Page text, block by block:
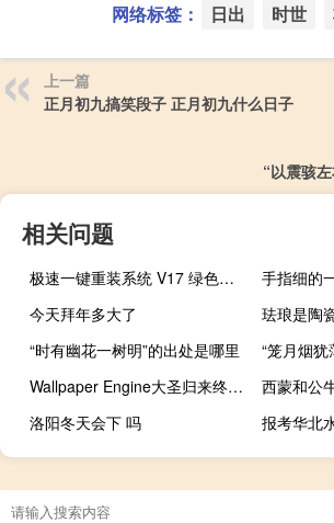
网络标签： 日出 时世
上一篇
正月初九搞笑段子 正月初九什么日子
“以震骇
相关问题
极速一键重装系统 V17 绿色版（极速一键重装系统 V17 绿色版功能简介）
手指细的
今天拜年多大了
珐琅是陶
“时有幽花一树明”的出处是哪里
“笼月烟犹
Wallpaper Engine大圣归来终极版 免费版（Wallpaper Engine大圣归来终极版 免费版功能简介）
西蒙和公
洛阳冬天会下 吗